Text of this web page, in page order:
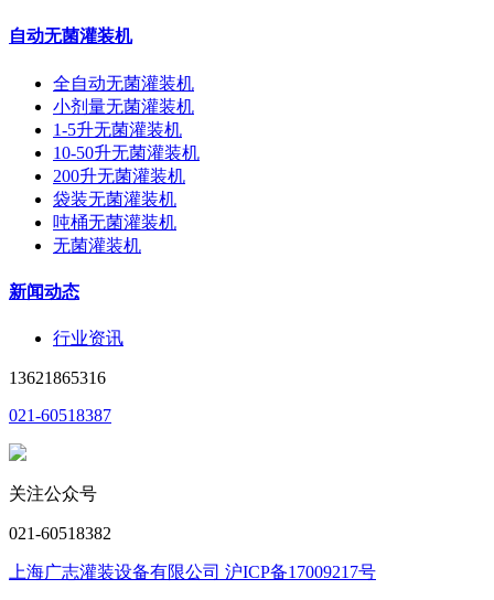
自动无菌灌装机
全自动无菌灌装机
小剂量无菌灌装机
1-5升无菌灌装机
10-50升无菌灌装机
200升无菌灌装机
袋装无菌灌装机
吨桶无菌灌装机
无菌灌装机
新闻动态
行业资讯
13621865316
021-60518387
关注公众号
021-60518382
上海广志灌装设备有限公司 沪ICP备17009217号